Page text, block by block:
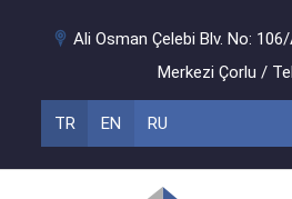
Ali Osman Çelebi Blv. No:
Merkezi Çorlu /
TR EN RU